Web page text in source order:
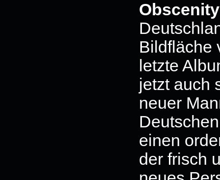
Obscenity
Bildfläche
letzte
jetzt auch
neuer
einen
der frisch